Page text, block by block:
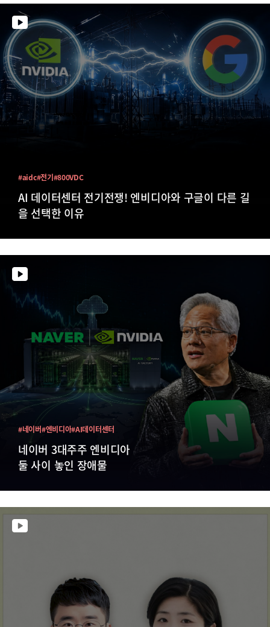
AI 데이터센터 전기전쟁! 엔비디아와 구글이 다른 길
을 선택한 이유
#aidc#전기#800VDC
네이버 3대주주 엔비디아
둘 사이 놓인 장애물
#네이버#엔비디아#AI데이터센터